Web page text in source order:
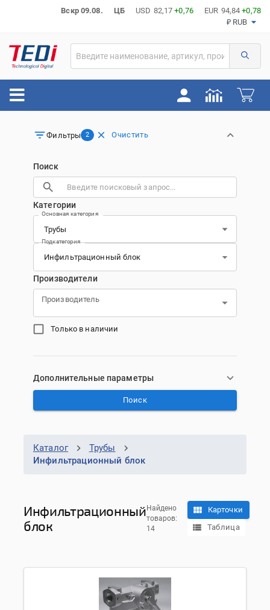
Вскр 09.08. ЦБ USD 82,17 +0,76 EUR 94,84 +0,78
₽ RUB
Фильтры 2 Очистить
Поиск
Категории
Основная категория
Подкатегория
Производители
Производитель
Только в наличии
Дополнительные параметры
Поиск
Каталог
Трубы
Инфильтрационный блок
Инфильтрационный
блок
Найдено
товаров:
14
Карточки
Таблица